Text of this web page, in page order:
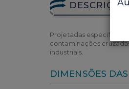
Projetadas
contaminações
industriais.
DIMENSÕES